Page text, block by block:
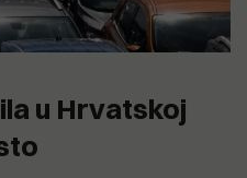
u Hrvatskoj